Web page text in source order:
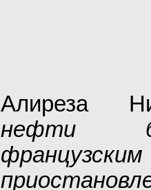
Алиреза
нефти